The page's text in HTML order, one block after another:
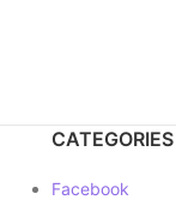
CATEGORIES
Facebook